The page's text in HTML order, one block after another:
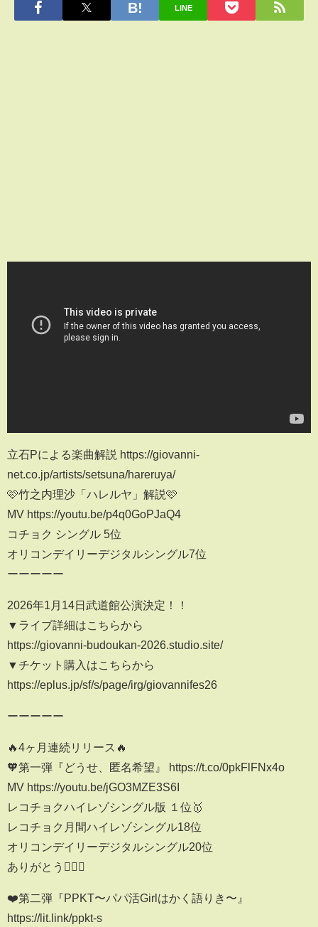
LINE
立石Pによる楽曲解説 https://giovanni-
net.co.jp/artists/setsuna/hareruya/
🩷竹之内理沙「ハレルヤ」解説🩷
MV https://youtu.be/p4q0GoPJaQ4
コチョク シングル 5位
オリコンデイリーデジタルシングル7位
ーーーーー
2026年1月14日武道館公演決定！！
▼ライブ詳細はこちらから
https://giovanni-budoukan-2026.studio.site/
▼チケット購入はこちらから
https://eplus.jp/sf/s/page/irg/giovannifes26
ーーーーー
🔥4ヶ月連続リリース🔥
🧡第一弾『どうせ、匿名希望』 https://t.co/0pkFlFNx4o
MV https://youtu.be/jGO3MZE3S6I
レコチョクハイレゾシングル版 １位🥇
レコチョク月間ハイレゾシングル18位
オリコンデイリーデジタルシングル20位
ありがとう🙇‍♀️✨
❤️第二弾『PPKT〜パパ活Girlはかく語りき〜』
https://lit.link/ppkt-s